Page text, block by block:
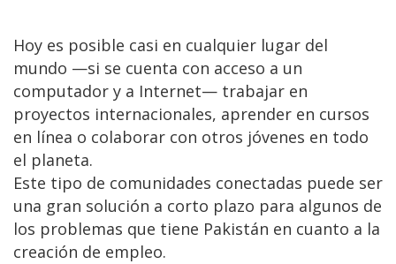
Hoy es posible casi en cualquier lugar del
mundo —si se cuenta con acceso a un
computador y a Internet— trabajar en
proyectos internacionales, aprender en cursos
en línea o colaborar con otros jóvenes en todo
el planeta.
Este tipo de comunidades conectadas puede ser
una gran solución a corto plazo para algunos de
los problemas que tiene Pakistán en cuanto a la
creación de empleo.